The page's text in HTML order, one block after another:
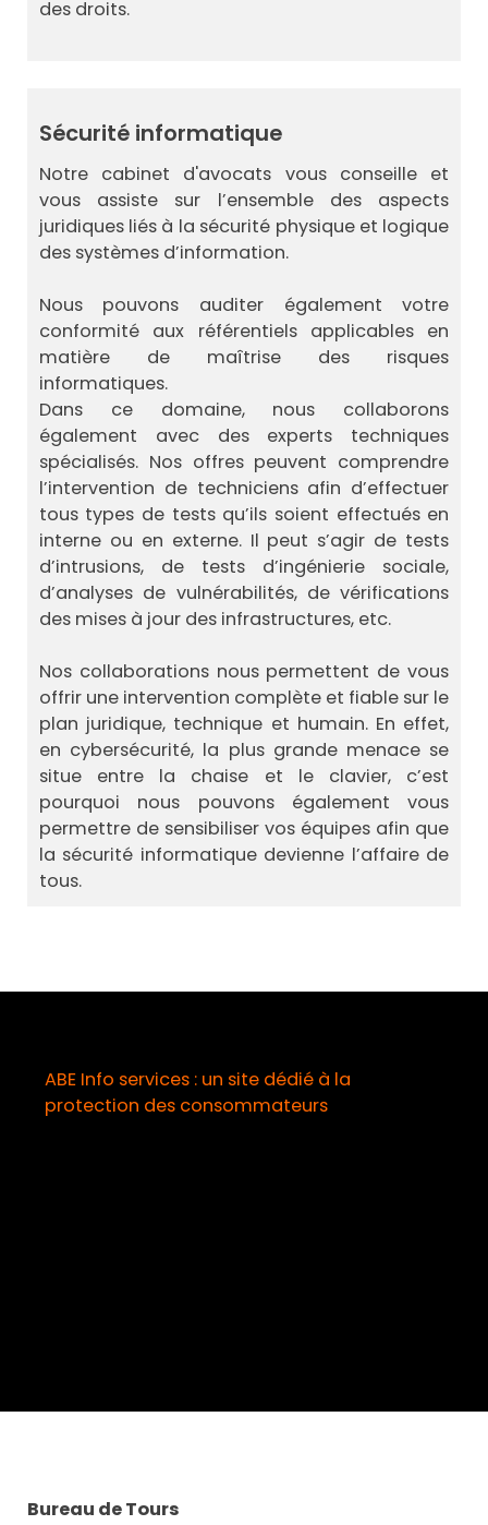
des droits.
Sécurité informatique
Notre cabinet d'avocats vous conseille et
vous assiste sur l’ensemble des aspects
juridiques liés à la sécurité physique et logique
des systèmes d’information.
Nous pouvons auditer également votre
conformité aux référentiels applicables en
matière de maîtrise des risques
informatiques.
Dans ce domaine, nous collaborons
également avec des experts techniques
spécialisés. Nos offres peuvent comprendre
l’intervention de techniciens afin d’effectuer
tous types de tests qu’ils soient effectués en
interne ou en externe. Il peut s’agir de tests
d’intrusions, de tests d’ingénierie sociale,
d’analyses de vulnérabilités, de vérifications
des mises à jour des infrastructures, etc.
Nos collaborations nous permettent de vous
offrir une intervention complète et fiable sur le
plan juridique, technique et humain. En effet,
en cybersécurité, la plus grande menace se
situe entre la chaise et le clavier, c’est
pourquoi nous pouvons également vous
permettre de sensibiliser vos équipes afin que
la sécurité informatique devienne l’affaire de
tous.
ABE Info services : un site dédié à la
protection des consommateurs
Bureau de Tours